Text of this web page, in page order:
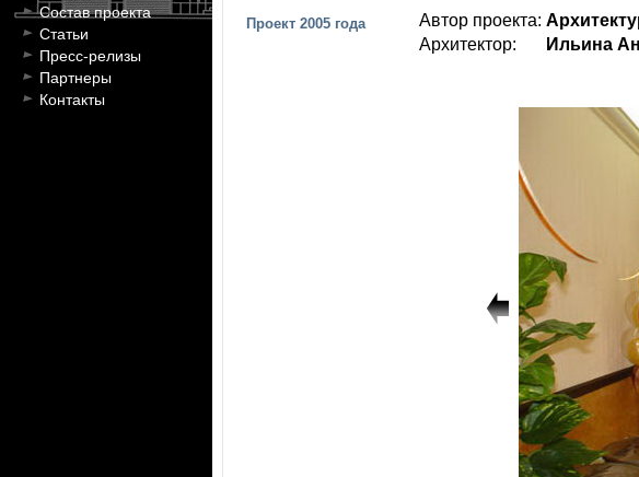
Состав проекта
Статьи
Пресс-релизы
Партнеры
Контакты
Проект 2005 года Автор проекта:
Архитектор:
Ильина